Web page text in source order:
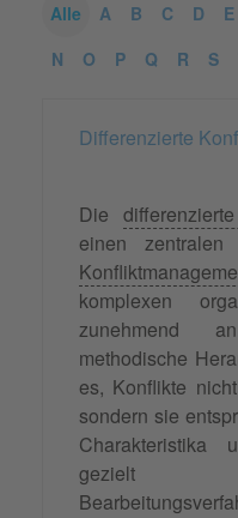
Alle A B C D E
N
O P Q R S
Differenzierte
Die
einen
komplexen
zunehmend
methodische
es, Konflikte
sondern sie
Charakteristika
gezielt